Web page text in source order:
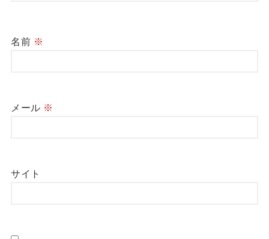
名前 ※
メール ※
サイト